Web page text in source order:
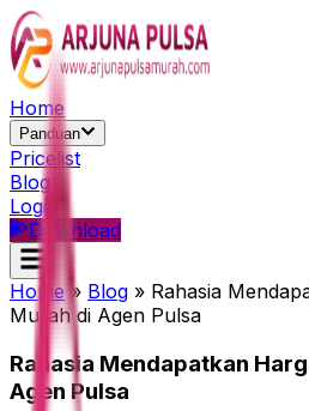
Home
Panduan
Pricelist
Blog
Login
Download
Home» Blog » Rahasia
Murah di Agen Pulsa
Rahasia Mendapatkan
Agen Pulsa